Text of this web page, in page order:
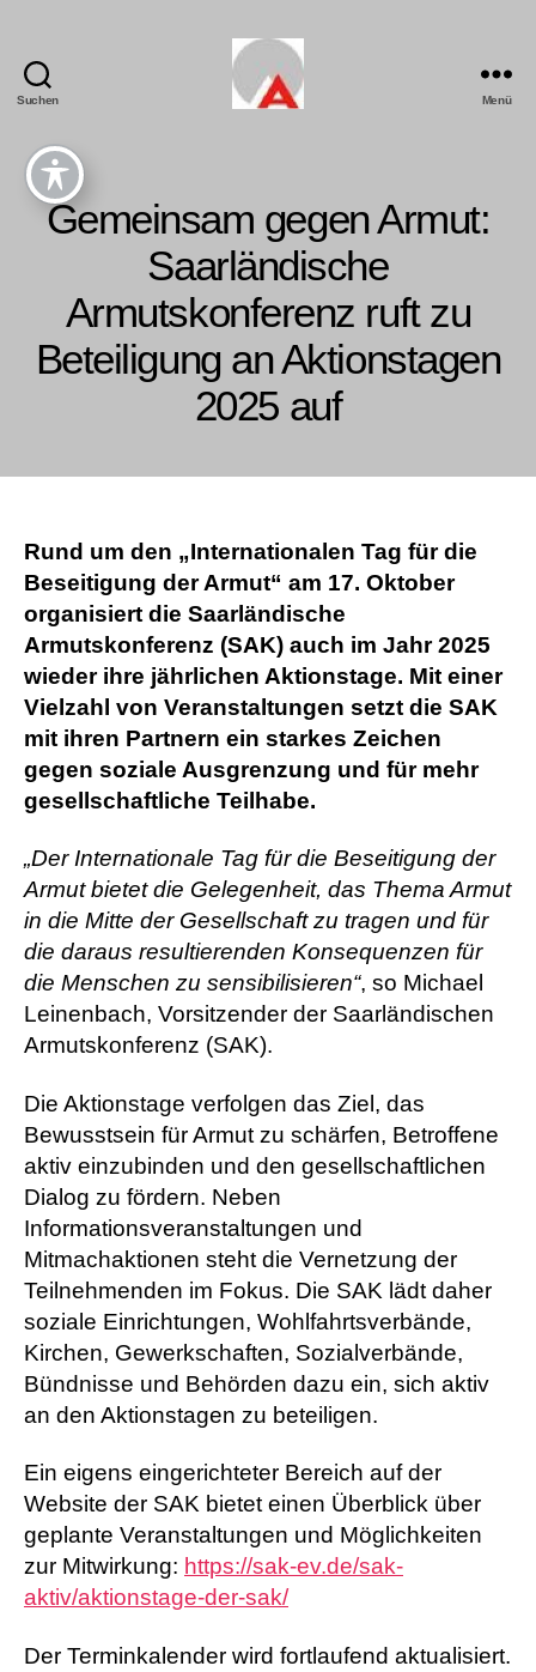
Suchen Menü
Gemeinsam gegen Armut:
Saarländische
Armutskonferenz ruft zu
Beteiligung an Aktionstagen
2025 auf
Rund um den „Internationalen Tag für die
Beseitigung der Armut“ am 17. Oktober
organisiert die Saarländische
Armutskonferenz (SAK) auch im Jahr 2025
wieder ihre jährlichen Aktionstage. Mit einer
Vielzahl von Veranstaltungen setzt die SAK
mit ihren Partnern ein starkes Zeichen
gegen soziale Ausgrenzung und für mehr
gesellschaftliche Teilhabe.
„Der Internationale Tag für die Beseitigung der
Armut bietet die Gelegenheit, das Thema Armut
in die Mitte der Gesellschaft zu tragen und für
die daraus resultierenden Konsequenzen für
die Menschen zu sensibilisieren“, so Michael
Leinenbach, Vorsitzender der Saarländischen
Armutskonferenz (SAK).
Die Aktionstage verfolgen das Ziel, das
Bewusstsein für Armut zu schärfen, Betroffene
aktiv einzubinden und den gesellschaftlichen
Dialog zu fördern. Neben
Informationsveranstaltungen und
Mitmachaktionen steht die Vernetzung der
Teilnehmenden im Fokus. Die SAK lädt daher
soziale Einrichtungen, Wohlfahrtsverbände,
Kirchen, Gewerkschaften, Sozialverbände,
Bündnisse und Behörden dazu ein, sich aktiv
an den Aktionstagen zu beteiligen.
Ein eigens eingerichteter Bereich auf der
Website der SAK bietet einen Überblick über
geplante Veranstaltungen und Möglichkeiten
zur Mitwirkung: https://sak-ev.de/sak-
aktiv/aktionstage-der-sak/
Der Terminkalender wird fortlaufend aktualisiert.